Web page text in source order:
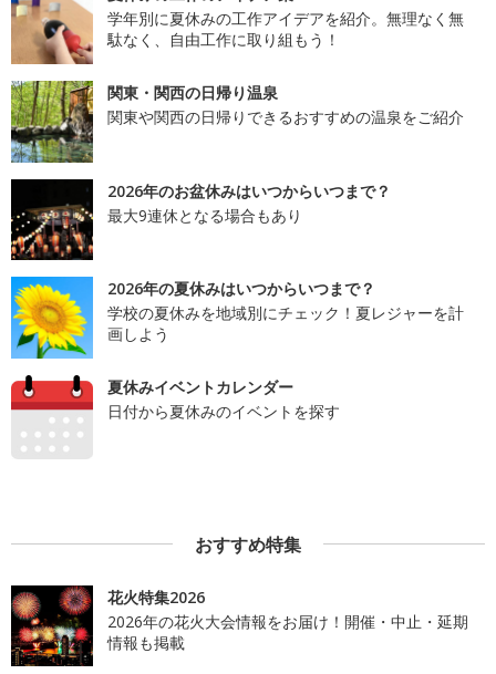
学年別に夏休みの工作アイデアを紹介。無理なく無
駄なく、自由工作に取り組もう！
関東・関西の日帰り温泉
関東や関西の日帰りできるおすすめの温泉をご紹介
2026年のお盆休みはいつからいつまで？
最大9連休となる場合もあり
2026年の夏休みはいつからいつまで？
学校の夏休みを地域別にチェック！夏レジャーを計
画しよう
夏休みイベントカレンダー
日付から夏休みのイベントを探す
おすすめ特集
花火特集2026
2026年の花火大会情報をお届け！開催・中止・延期
情報も掲載